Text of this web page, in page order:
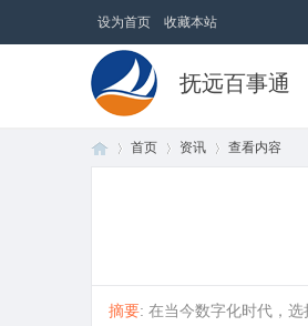
设为首页 收藏本站
抚远百事通
首页 资讯 查看内容
摘要: 在当今数字化时代，